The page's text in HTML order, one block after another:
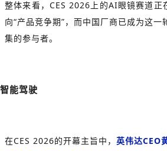
整体来看，CES 2026上的AI眼镜赛道正
向“产品竞争期”，而中国厂商已成为这
集的参与者。
智能驾驶
在CES 2026的开幕主旨中， 英伟达CEO